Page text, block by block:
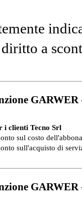
a
i clienti Tecno Srl
sul costo
sull'acquisto di